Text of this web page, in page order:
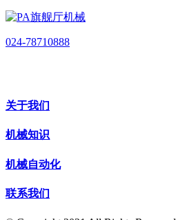
024-78710888
关于我们
机械知识
机械自动化
联系我们